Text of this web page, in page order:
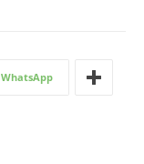
WhatsApp